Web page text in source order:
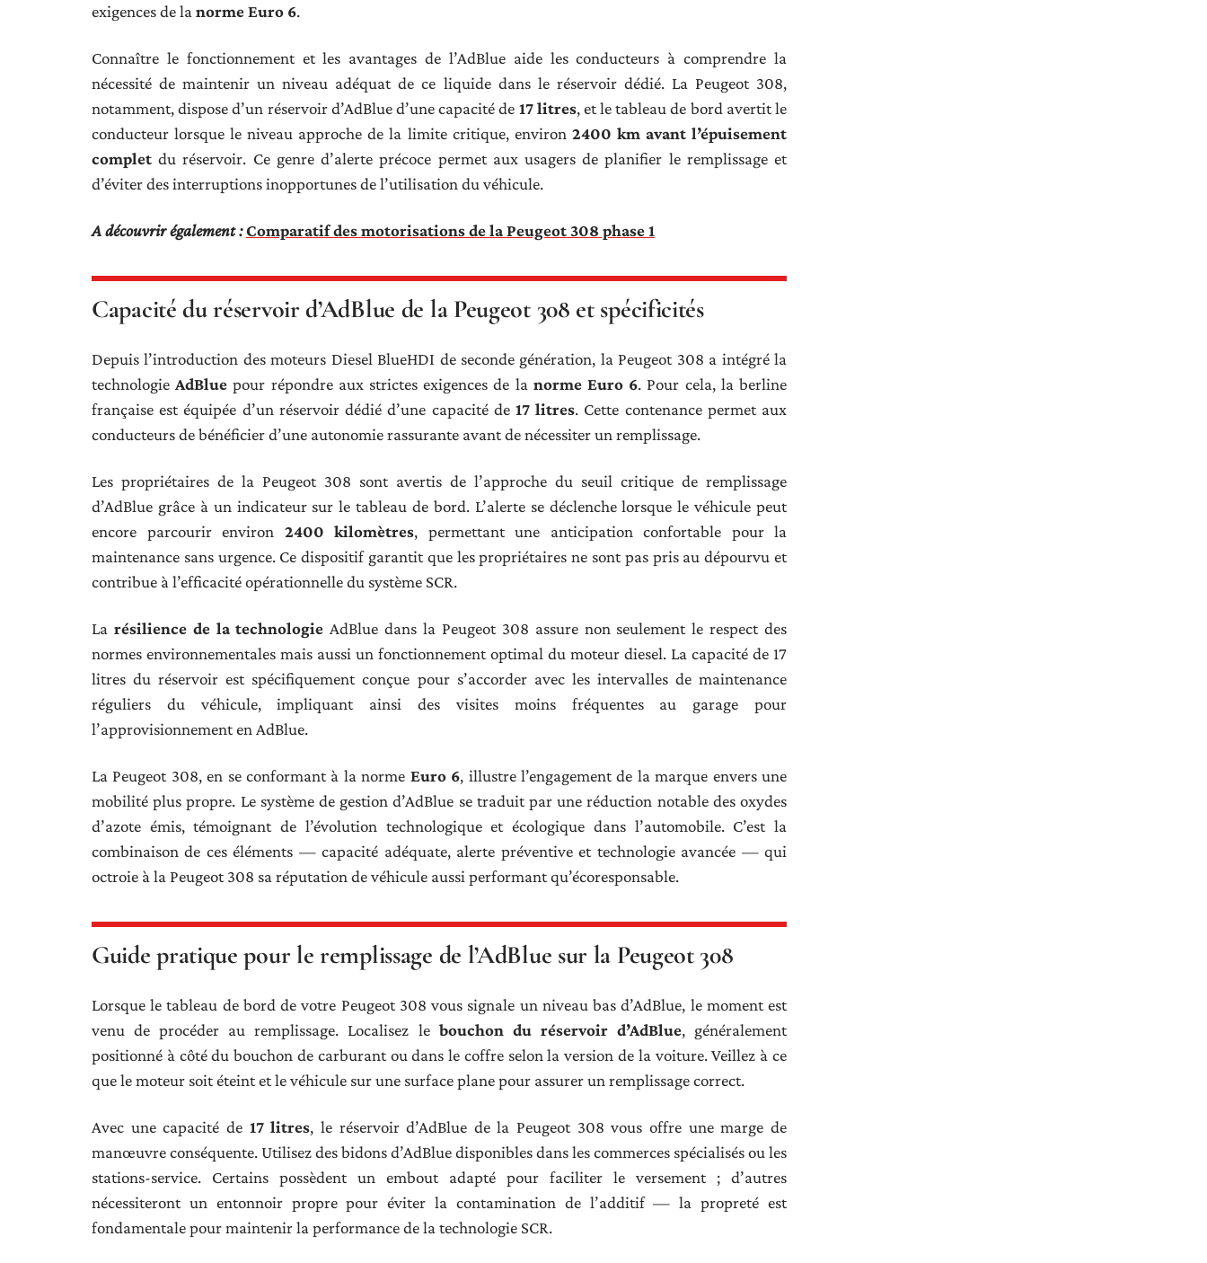
exigences de la norme Euro 6.
Connaître le fonctionnement et les avantages de l’AdBlue aide les conducteurs à comprendre la
nécessité de maintenir un niveau adéquat de ce liquide dans le réservoir dédié. La Peugeot 308,
notamment, dispose d’un réservoir d’AdBlue d’une capacité de 17 litres, et le tableau de bord avertit le
conducteur lorsque le niveau approche de la limite critique, environ 2400 km avant l’épuisement
complet du réservoir. Ce genre d’alerte précoce permet aux usagers de planifier le remplissage et
d’éviter des interruptions inopportunes de l’utilisation du véhicule.
A découvrir également :Comparatif des motorisations de la Peugeot 308 phase 1
Capacité du réservoir d’AdBlue de la Peugeot 308 et spécificités
Depuis l’introduction des moteurs Diesel BlueHDI de seconde génération, la Peugeot 308 a intégré la
technologieAdBlue pour répondre aux strictes exigences de la norme Euro 6. Pour cela, la berline
française est équipée d’un réservoir dédié d’une capacité de 17 litres. Cette contenance permet aux
conducteurs de bénéficier d’une autonomie rassurante avant de nécessiter un remplissage.
Les propriétaires de la Peugeot 308 sont avertis de l’approche du seuil critique de remplissage
d’AdBlue grâce à un indicateur sur le tableau de bord. L’alerte se déclenche lorsque le véhicule peut
encore parcourir environ 2400 kilomètres, permettant une anticipation confortable pour la
maintenance sans urgence. Ce dispositif garantit que les propriétaires ne sont pas pris au dépourvu et
contribue à l’efficacité opérationnelle du système SCR.
La résilience de la technologie AdBlue dans la Peugeot 308 assure non seulement le respect des
normes environnementales mais aussi un fonctionnement optimal du moteur diesel. La capacité de 17
litres du réservoir est spécifiquement conçue pour s’accorder avec les intervalles de maintenance
réguliers du véhicule, impliquant ainsi des visites moins fréquentes au garage pour
l’approvisionnement en AdBlue.
La Peugeot 308, en se conformant à la norme Euro 6, illustre l’engagement de la marque envers une
mobilité plus propre. Le système de gestion d’AdBlue se traduit par une réduction notable des oxydes
d’azote émis, témoignant de l’évolution technologique et écologique dans l’automobile. C’est la
combinaison de ces éléments — capacité adéquate, alerte préventive et technologie avancée — qui
octroie à la Peugeot 308 sa réputation de véhicule aussi performant qu’écoresponsable.
Guide pratique pour le remplissage de l’AdBlue sur la Peugeot 308
Lorsque le tableau de bord de votre Peugeot 308 vous signale un niveau bas d’AdBlue, le moment est
venu de procéder au remplissage. Localisez le bouchon du réservoir d’AdBlue, généralement
positionné à côté du bouchon de carburant ou dans le coffre selon la version de la voiture. Veillez à ce
que le moteur soit éteint et le véhicule sur une surface plane pour assurer un remplissage correct.
Avec une capacité de 17 litres, le réservoir d’AdBlue de la Peugeot 308 vous offre une marge de
manœuvre conséquente. Utilisez des bidons d’AdBlue disponibles dans les commerces spécialisés ou les
stations-service. Certains possèdent un embout adapté pour faciliter le versement ; d’autres
nécessiteront un entonnoir propre pour éviter la contamination de l’additif — la propreté est
fondamentale pour maintenir la performance de la technologie SCR.